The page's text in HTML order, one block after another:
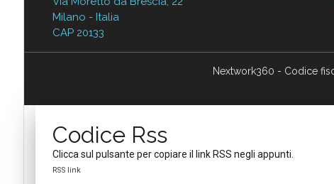
Milano - Italia
CAP 20133
Nextwork360 - Codice
Codice Rss
Clicca sul pulsante per copiare il link RSS negli appunti.
RSS link